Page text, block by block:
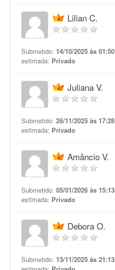
Lilian C.
Submetido: 14/10/2025 às 01:50
estimada: Privado
Juliana V.
Submetido: 26/11/2025 às 17:28
estimada: Privado
Amâncio V.
Submetido: 05/01/2026 às 15:13
estimada: Privado
Debora O.
Submetido: 13/11/2025 às 21:13